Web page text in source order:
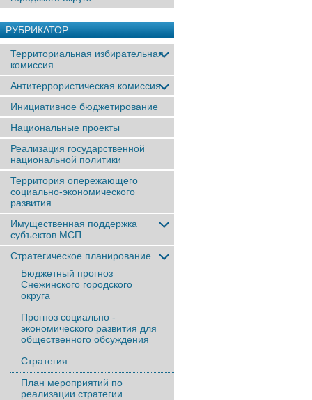
РУБРИКАТОР
Территориальная избирательная
комиссия
Антитеррористическая комиссия
Инициативное бюджетирование
Национальные проекты
Реализация государственной
национальной политики
Территория опережающего
социально-экономического
развития
Имущественная поддержка
субъектов МСП
Стратегическое планирование
Бюджетный прогноз
Снежинского городского
округа
Прогноз социально -
экономического развития для
общественного обсуждения
Стратегия
План мероприятий по
реализации стратегии